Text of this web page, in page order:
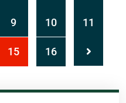
9 10 11
15 16